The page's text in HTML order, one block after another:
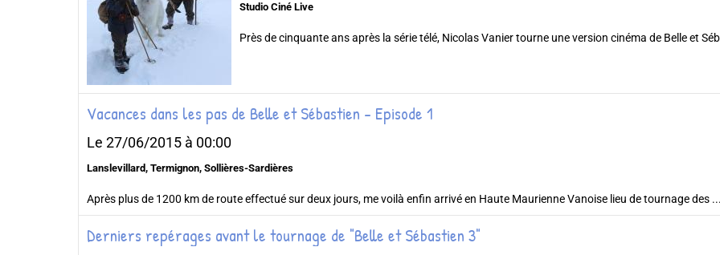
Studio Ciné Live
Près de cinquante ans après la série télé, Nicolas Vanier tourne une version cinéma de Belle et
Vacances dans les pas de Belle et Sébastien - Episode 1
Le 27/06/2015 à 00:00
Lanslevillard, Termignon, Sollières-Sardières
Après plus de 1200 km de route effectué sur deux jours, me voilà enfin arrivé en Haute Maurienne Vanoise lieu de tournage des
Derniers repérages avant le tournage de "Belle et Sébastien 3"